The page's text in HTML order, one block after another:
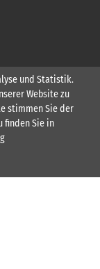
und Statistik.
Website zu
stimmen Sie der
finden Sie in